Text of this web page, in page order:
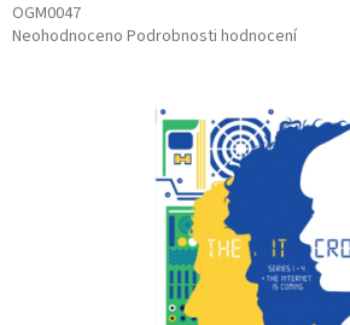
OGM0047
Průměrné
Neohodnoceno Podrobnosti hodnocení